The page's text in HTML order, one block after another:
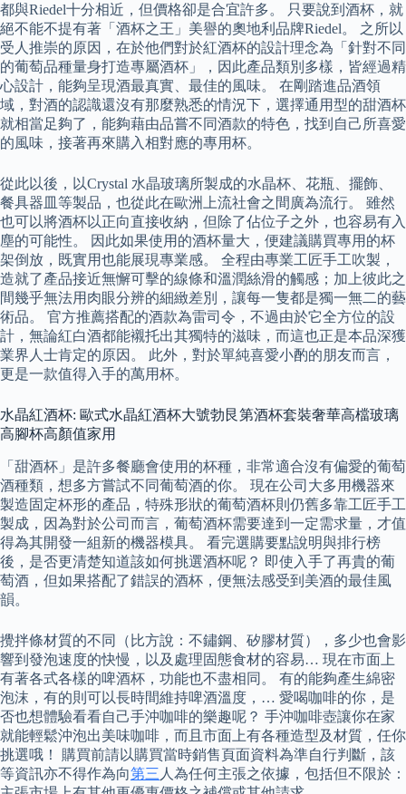
都與Riedel十分相近，但價格卻是合宜許多。 只要說到酒杯，就
絕不能不提有著「酒杯之王」美譽的奧地利品牌Riedel。 之所以
受人推崇的原因，在於他們對於紅酒杯的設計理念為「針對不同
的葡萄品種量身打造專屬酒杯」，因此產品類別多樣，皆經過精
心設計，能夠呈現酒最真實、最佳的風味。 在剛踏進品酒領
域，對酒的認識還沒有那麼熟悉的情況下，選擇通用型的甜酒杯
就相當足夠了，能夠藉由品嘗不同酒款的特色，找到自己所喜愛
的風味，接著再來購入相對應的專用杯。
從此以後，以Crystal 水晶玻璃所製成的水晶杯、花瓶、擺飾、
餐具器皿等製品，也從此在歐洲上流社會之間廣為流行。 雖然
也可以將酒杯以正向直接收納，但除了佔位子之外，也容易有入
塵的可能性。 因此如果使用的酒杯量大，便建議購買專用的杯
架倒放，既實用也能展現專業感。 全程由專業工匠手工吹製，
造就了產品接近無懈可擊的線條和溫潤絲滑的觸感；加上彼此之
間幾乎無法用肉眼分辨的細緻差別，讓每一隻都是獨一無二的藝
術品。 官方推薦搭配的酒款為雷司令，不過由於它全方位的設
計，無論紅白酒都能襯托出其獨特的滋味，而這也正是本品深獲
業界人士肯定的原因。 此外，對於單純喜愛小酌的朋友而言，
更是一款值得入手的萬用杯。
水晶紅酒杯: 歐式水晶紅酒杯大號勃艮第酒杯套裝奢華高檔玻璃
高腳杯高顏值家用
「甜酒杯」是許多餐廳會使用的杯種，非常適合沒有偏愛的葡萄
酒種類，想多方嘗試不同葡萄酒的你。 現在公司大多用機器來
製造固定杯形的產品，特殊形狀的葡萄酒杯則仍舊多靠工匠手工
製成，因為對於公司而言，葡萄酒杯需要達到一定需求量，才值
得為其開發一組新的機器模具。 看完選購要點說明與排行榜
後，是否更清楚知道該如何挑選酒杯呢？ 即使入手了再貴的葡
萄酒，但如果搭配了錯誤的酒杯，便無法感受到美酒的最佳風
韻。
攪拌條材質的不同（比方說：不鏽鋼、矽膠材質），多少也會影
響到發泡速度的快慢，以及處理固態食材的容易… 現在市面上
有著各式各樣的啤酒杯，功能也不盡相同。 有的能夠產生綿密
泡沫，有的則可以長時間維持啤酒溫度，… 愛喝咖啡的你，是
否也想體驗看看自己手沖咖啡的樂趣呢？ 手沖咖啡壺讓你在家
就能輕鬆沖泡出美味咖啡，而且市面上有各種造型及材質，任你
挑選哦！ 購買前請以購買當時銷售頁面資料為準自行判斷，該
等資訊亦不得作為向第三 人為任何主張之依據，包括但不限於：